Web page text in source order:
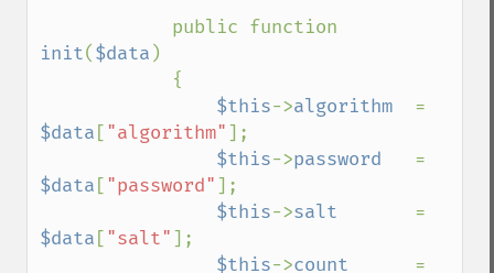
init($data )
$this->algorithm
$data [ "algorithm"];
$this->password
$data [ "password"];
$this->salt
$data [ "salt"];
$this->count